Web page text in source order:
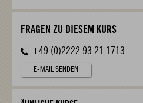
FRAGEN ZU DIESEM KURS
+49 (0)2222 93 21 1713
E-MAIL SENDEN